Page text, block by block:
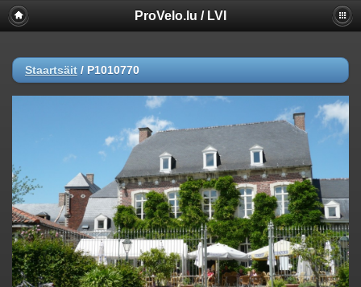
ProVelo.lu / LVI
Staartsäit / P1010770